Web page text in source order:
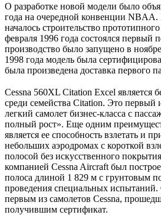
О разработке новой модели было
года на очередной конвенции NBAA.
началось строительство
февраля 1996 года состоялся первый
производство было запущено в
1998 года модель была
была произведена доставка первого
Cessna 560XL Citation Excel является
среди семейства Citation. Это
легкий самолет бизнес-класса с
полный рост». Еще одним
является ее способность взлетать и
небольших аэродромах с короткой
полосой без искусственного
компанией Cessna Aircraft был
полоса длиной 1 829 м с грунтовым
проведения специальных испытаний.
первым из самолетов Cessna,
получившим сертификат.